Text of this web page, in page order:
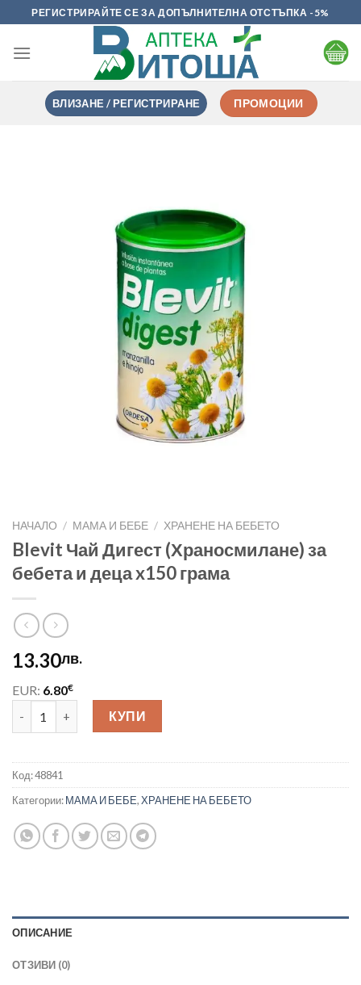
to
content
РЕГИСТРИРАЙТЕ СЕ ЗА ДОПЪЛНИТЕЛНА ОТСТЪПКА -5%
ВЛИЗАНЕ / РЕГИСТРИРАНЕ ПРОМОЦИИ
НАЧАЛО / МАМА И БЕБЕ / ХРАНЕНЕ НА БЕБЕТО
Blevit Чай Дигест (Храносмилане) за
бебета и деца x150 грама
13.30лв.
EUR: 6.80€
количество за Blevit Чай Дигест (Храносмилане) за бебета и
КУПИ
Код:48841
Категории:МАМА И БЕБЕ,ХРАНЕНЕ НА БЕБЕТО
ОПИСАНИЕ
ОТЗИВИ (0)